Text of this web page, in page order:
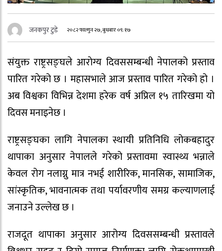
जनकपुर टुडे २०८२ फाल्गुन २७, बुधबार ०९:१७
संयुक्त राष्ट्रसङ्घले आराेग्य दिवससम्बन्धी नेपालको प्रस्ताव
पारित गरेको छ । महासभाले आज प्रस्ताव पारित गरेको हो ।
अब विश्वका विभिन्न देशमा हरेक वर्ष अप्रिल १५ तारिखमा यो
दिवस मनाइनेछ ।
राष्ट्रसङ्घका लागि नेपालका स्थायी प्रतिनिधि लोकबहादुर
थापाका अनुसार नेपालले गरेको प्रस्तावमा स्वास्थ्य भन्नाले
केवल रोग नलाग्नु मात्र नभई शारीरिक, मानसिक, सामाजिक,
सांस्कृतिक, भावनात्मक तथा पर्यावरणीय समग्र कल्याणलाई
जनाउने उल्लेख छ ।
राजदूत थापाका अनुसार आरोग्य दिवससम्बन्धी प्रस्तावले